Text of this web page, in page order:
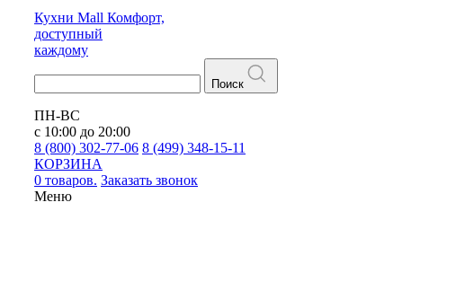
Кухни Mall Комфорт,
доступный
каждому
Поиск
ПН-ВС
с 10:00 до 20:00
8 (800) 302-77-06 8 (499) 348-15-11
КОРЗИНА
0 товаров. Заказать звонок
Меню